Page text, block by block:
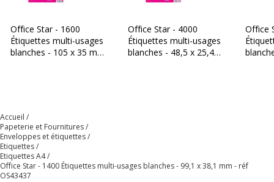
Marque Office Star
Référence produit fabricant OS43437
Quantité emballée
Office Star - 1600
Étiquettes multi-usages
blanches - 105 x 35 mm
Office Star - 4000
Étiquettes multi-usages
blanches - 48,5 x 25,4
Office
Accueil
Papeterie et Fournitures
Enveloppes et étiquettes
Etiquettes
Etiquettes A4
Office Star - 1400 Étiquettes multi-usages blanches - 99,1 x 38,1 mm - réf
OS43437